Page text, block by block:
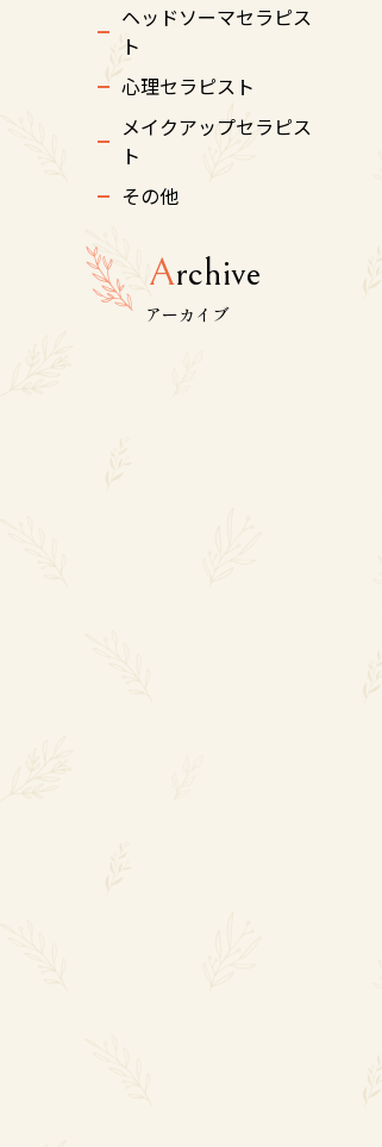
ヘッドソーマセラピス
ト
心理セラピスト
メイクアップセラピス
ト
その他
Archive
アーカイブ